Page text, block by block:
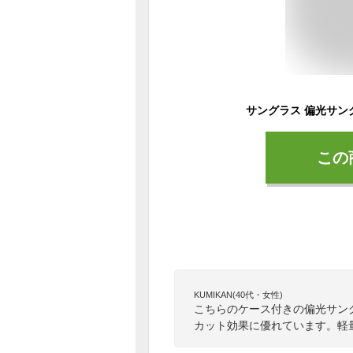
こ
KUMIKAN(40代・女性)
こちらのケース付きの偏光サ
カット効果に優れています。